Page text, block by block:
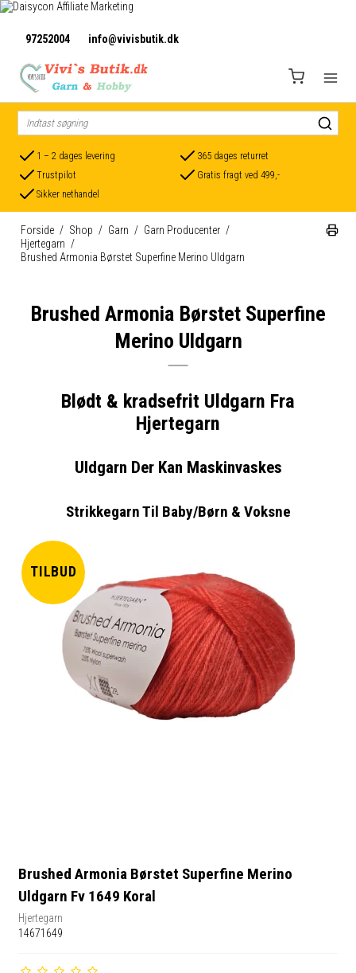
97252004 info@vivisbutik.dk
1 – 2 dages levering
365 dages returret
Trustpilot
Gratis fragt ved 499,-
Sikker nethandel
Forside / Shop / Garn / Garn Producenter /
Hjertegarn /
Brushed Armonia Børstet Superfine Merino Uldgarn
Brushed Armonia Børstet Superfine
Merino Uldgarn
Blødt & kradsefrit Uldgarn Fra
Hjertegarn
Uldgarn Der Kan Maskinvaskes
Strikkegarn Til Baby/Børn & Voksne
TILBUD
Brushed Armonia Børstet Superfine Merino
Uldgarn Fv 1649 Koral
Hjertegarn
14671649